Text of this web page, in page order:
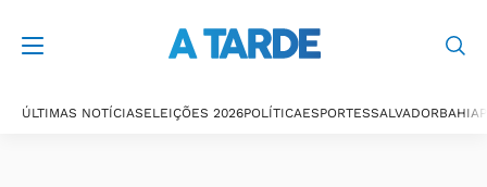
ÚLTIMAS NOTÍCIASELEIÇÕES 2026POLÍTICAESPORTESSALVADORBAHIA